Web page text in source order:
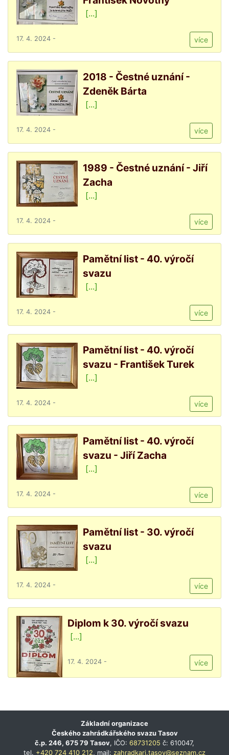
[...]
17. 4. 2024 - více
2018 - Čestné uznání -
Zdeněk Bárta
[...]
17. 4. 2024 - více
1989 - Čestné uznání - Jiří
Zacha
[...]
17. 4. 2024 - více
Pamětní list - 40. výročí
svazu
[...]
17. 4. 2024 - více
Pamětní list - 40. výročí
svazu - František Turek
[...]
17. 4. 2024 - více
Pamětní list - 40. výročí
svazu - Jiří Zacha
[...]
17. 4. 2024 - více
Pamětní list - 30. výročí
svazu
[...]
17. 4. 2024 - více
Diplom k 30. výročí svazu
[...]
17. 4. 2024 - více
Základní organizace
Českého zahrádkářského svazu Tasov
č.p. 246, 675 79 Tasov, IČO: 68731205 č: 610047,
tel. +420 724 410 212, mail: zahradkari.tasov@seznam.cz